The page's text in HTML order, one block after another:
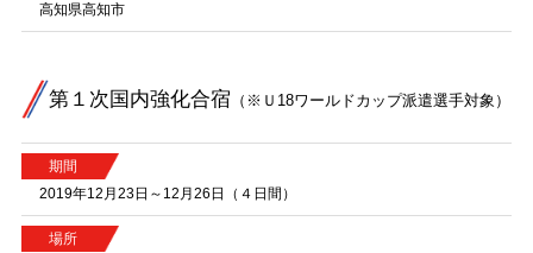
高知県高知市
第１次国内強化合宿 （※Ｕ18ワールドカップ派遣選手対象）
期間
2019年12月23日～12月26日（４日間）
場所